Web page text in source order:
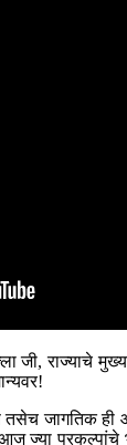
जी, राज्याचे
तसेच जागतिक
ज्या प्रकल्पांचे